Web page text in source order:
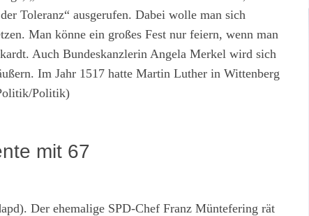
Toleranz“ ausgerufen. Dabei wolle man sich
Man könne ein großes Fest nur feiern, wenn man
Auch Bundeskanzlerin Angela Merkel wird sich
Im Jahr 1517 hatte Martin Luther in Wittenberg
Politik)
mit 67
Der ehemalige SPD-Chef Franz Müntefering rät